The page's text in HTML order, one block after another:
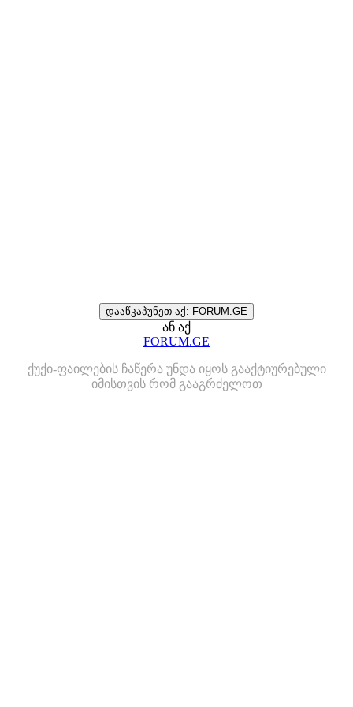
დააწკაპუნეთ აქ: FORUM.GE
ან აქ
FORUM.GE
ქუქი-ფაილების ჩაწერა უნდა იყოს გააქტიურებული
იმისთვის რომ გააგრძელოთ